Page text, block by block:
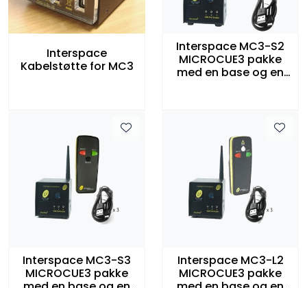
Interspace
Kabelstøtte for MC3
Interspace MC3-S2
MICROCUE3 pakke
med en base og en
Interspace MC3-S3
MICROCUE3 pakke
Interspace MC3-L2
MICROCUE3 pakke